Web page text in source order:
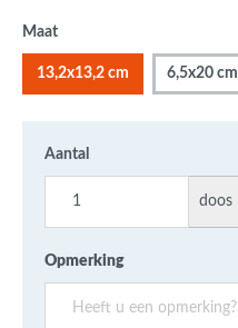
Maat
13,2x13,2 cm 6,5x20 cm
Aantal
doos
Opmerking